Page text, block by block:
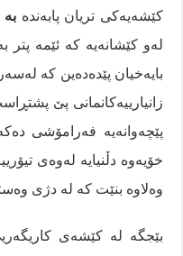
کێشەیەکی تریان پابەندە بە
لەو کێشانەیە کە ئێمە پتر
بایەخیان پێدەدەین کە
زانیارییەکانمانی پێ
پێچەوانەیە فەرامۆشی
خۆیەوە دڵنیایە لەوەی
وەلاوە بنێت کە لە دژی
بێجگە لە کێشەی